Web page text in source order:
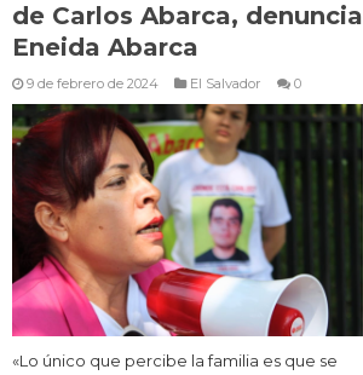
de Carlos Abarca, denuncia
Eneida Abarca
9 de febrero de 2024 El Salvador 0
«Lo único que percibe la familia es que se